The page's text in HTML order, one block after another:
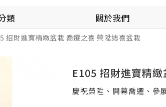
類 關於我們
招財進寶精緻盆栽 喬遷之喜 榮陞誌喜盆栽
E105 招財進寶精
慶祝榮陞、開幕喬遷、參